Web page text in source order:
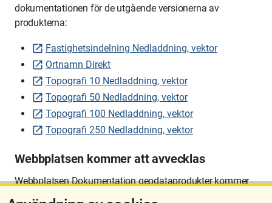
dokumentationen för de utgående versionerna av
produkterna:
Fastighetsindelning Nedladdning, vektor
Ortnamn Direkt
Topografi 10 Nedladdning, vektor
Topografi 50 Nedladdning, vektor
Topografi 100 Nedladdning, vektor
Topografi 250 Nedladdning, vektor
Webbplatsen kommer att avvecklas
Webbplatsen Dokumentation geodataprodukter kommer
att avvecklas på sikt.